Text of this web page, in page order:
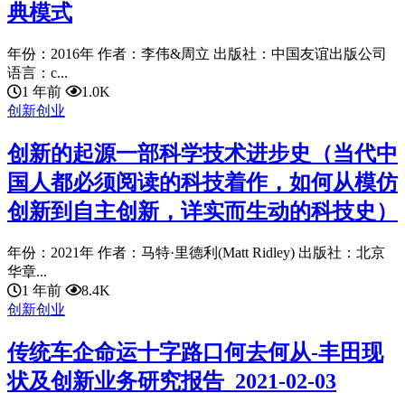
典模式
年份：2016年 作者：李伟&周立 出版社：中国友谊出版公司
语言：c...
1 年前
1.0K
创新创业
创新的起源一部科学技术进步史（当代中
国人都必须阅读的科技着作，如何从模仿
创新到自主创新，详实而生动的科技史）
年份：2021年 作者：马特·里德利(Matt Ridley) 出版社：北京
华章...
1 年前
8.4K
创新创业
传统车企命运十字路口何去何从-丰田现
状及创新业务研究报告_2021-02-03